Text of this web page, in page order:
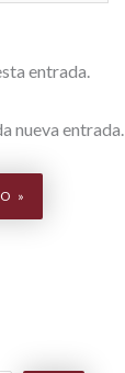
entrada.
nueva entrada.